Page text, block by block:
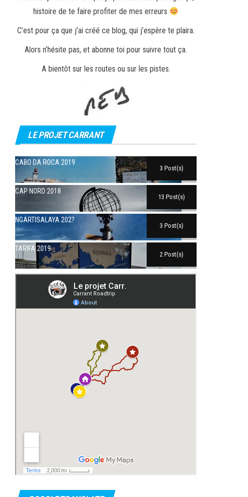
histoire de te faire profiter de mes erreurs
C’est pour ça que j’ai créé ce blog, qui j’espère te plaira.
Alors n’hésite pas, et abonne toi pour suivre tout ça.
A bientôt sur les routes ou sur les pistes.
LE PROJET CARRANT
CABO DA ROCA 2019
3 Post(s)
CAP NORD 2018
13 Post(s)
NGARTISALAYA 202?
3 Post(s)
TARIFA 2019
2 Post(s)